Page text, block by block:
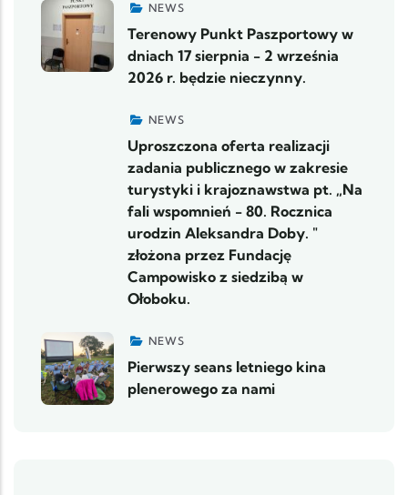
NEWS
Terenowy Punkt Paszportowy w
dniach 17 sierpnia - 2 września
2026 r. będzie nieczynny.
NEWS
Uproszczona oferta realizacji
zadania publicznego w zakresie
turystyki i krajoznawstwa pt. „Na
fali wspomnień - 80. Rocznica
urodzin Aleksandra Doby. "
złożona przez Fundację
Campowisko z siedzibą w
Ołoboku.
NEWS
Pierwszy seans letniego kina
plenerowego za nami